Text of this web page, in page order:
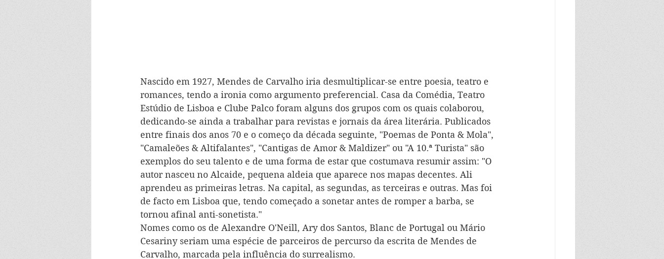
Nascido em 1927, Mendes de Carvalho iria desmultiplicar-se entre poesia, teatro e
romances, tendo a ironia como argumento preferencial. Casa da Comédia, Teatro
Estúdio de Lisboa e Clube Palco foram alguns dos grupos com os quais colaborou,
dedicando-se ainda a trabalhar para revistas e jornais da área literária. Publicados
entre finais dos anos 70 e o começo da década seguinte, "Poemas de Ponta & Mola",
"Camaleões & Altifalantes", "Cantigas de Amor & Maldizer" ou "A 10.ª Turista" são
exemplos do seu talento e de uma forma de estar que costumava resumir assim: "O
autor nasceu no Alcaide, pequena aldeia que aparece nos mapas decentes. Ali
aprendeu as primeiras letras. Na capital, as segundas, as terceiras e outras. Mas foi
de facto em Lisboa que, tendo começado a sonetar antes de romper a barba, se
tornou afinal anti-sonetista."
Nomes como os de Alexandre O'Neill, Ary dos Santos, Blanc de Portugal ou Mário
Cesariny seriam uma espécie de parceiros de percurso da escrita de Mendes de
Carvalho, marcada pela influência do surrealismo.